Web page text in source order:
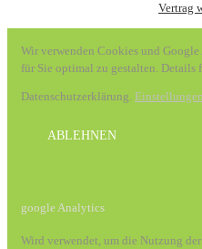
Vertrag
Wir verwenden Cookies und
für Sie optimal zu gestalten. Details
Datenschutzerklärung. Einstellungen
ABLEHNEN
google Analytics
Wird verwendet, um die Nutzung